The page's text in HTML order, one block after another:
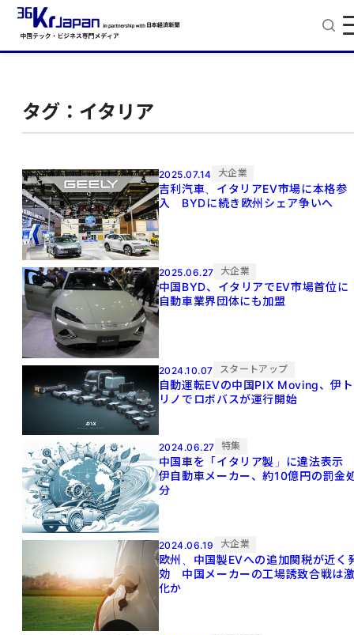
タグ：イタリア
2025.07.14 大企業
吉利汽車、イタリアEV市場に本格参
入 BYDに続き欧州シェア争いへ
2025.06.27 大企業
中国BYD、イタリアでEV市場首位
自動車業界団体にも加盟
2024.10.07 スタートアップ
自動運転EVの中国PIX Moving、伊ト
リノでロボバスが運行開始
2024.06.27 特集
中国車を「イタリア製」に違法表
伊自動車メーカー、約10億円の罰金
分
2024.06.19 大企業
欧州、中国製EVへの追加関税が近く
効 中国メーカーの工場誘致合戦は
化か